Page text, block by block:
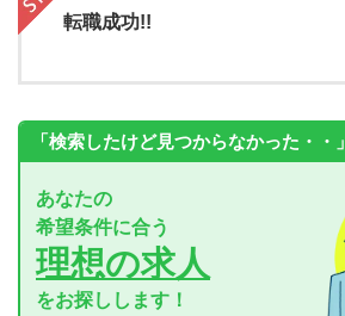
転職成功!!
「検索したけど見つからなかった・・」
あなたの
希望条件に合う
理想の求人
をお探しします！